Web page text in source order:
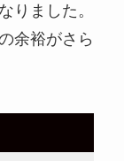
りました。
余裕がさら